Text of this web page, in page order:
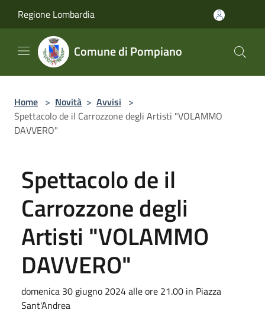
Regione Lombardia
Comune di Pompiano
Home > Novità > Avvisi >
Spettacolo de il Carrozzone degli Artisti "VOLAMMO
DAVVERO"
Spettacolo de il
Carrozzone degli
Artisti "VOLAMMO
DAVVERO"
domenica 30 giugno 2024 alle ore 21.00 in Piazza
Sant'Andrea